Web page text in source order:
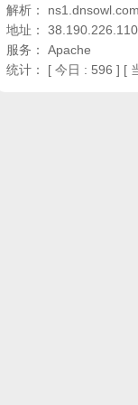
解析：
地址： 38.190.226.110
服务： Apache
统计： [ 今日 : 596 ] [